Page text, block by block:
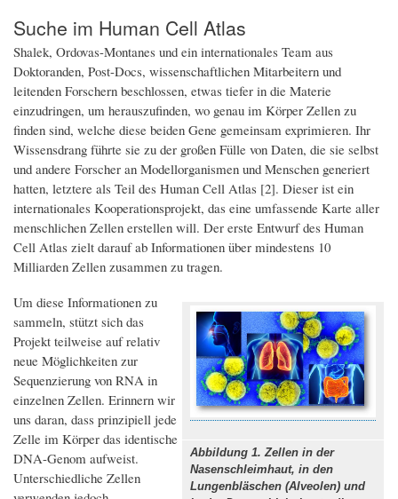
Suche im Human Cell Atlas
Shalek, Ordovas-Montanes und ein internationales Team aus
Doktoranden, Post-Docs, wissenschaftlichen Mitarbeitern und
leitenden Forschern beschlossen, etwas tiefer in die Materie
einzudringen, um herauszufinden, wo genau im Körper Zellen zu
finden sind, welche diese beiden Gene gemeinsam exprimieren. Ihr
Wissensdrang führte sie zu der großen Fülle von Daten, die sie selbst
und andere Forscher an Modellorganismen und Menschen generiert
hatten, letztere als Teil des Human Cell Atlas [2]. Dieser ist ein
internationales Kooperationsprojekt, das eine umfassende Karte aller
menschlichen Zellen erstellen will. Der erste Entwurf des Human
Cell Atlas zielt darauf ab Informationen über mindestens 10
Milliarden Zellen zusammen zu tragen.
Abbildung 1. Zellen in der
Nasenschleimhaut, in den
Lungenbläschen (Alveolen) und
Um diese Informationen zu
sammeln, stützt sich das
Projekt teilweise auf relativ
neue Möglichkeiten zur
Sequenzierung von RNA in
einzelnen Zellen. Erinnern wir
uns daran, dass prinzipiell jede
Zelle im Körper das identische
DNA-Genom aufweist.
Unterschiedliche Zellen